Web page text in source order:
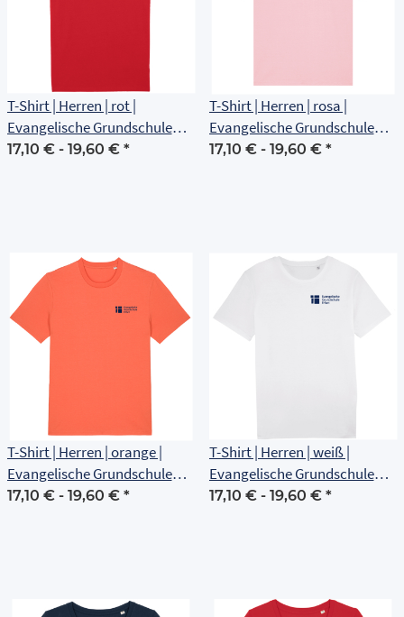
T-Shirt | Herren | rot |
Evangelische Grundschule
Erfurt
17,10 € - 19,60 € *
T-Shirt | Herren | rosa |
Evangelische Grundschule
Erfurt
17,10 € - 19,60 € *
T-Shirt | Herren | orange |
Evangelische Grundschule
Erfurt
17,10 € - 19,60 € *
T-Shirt | Herren | weiß |
Evangelische Grundschule
Erfurt
17,10 € - 19,60 € *